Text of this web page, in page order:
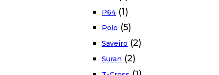
P64 (1)
Polo (5)
Saveiro (2)
Suran (2)